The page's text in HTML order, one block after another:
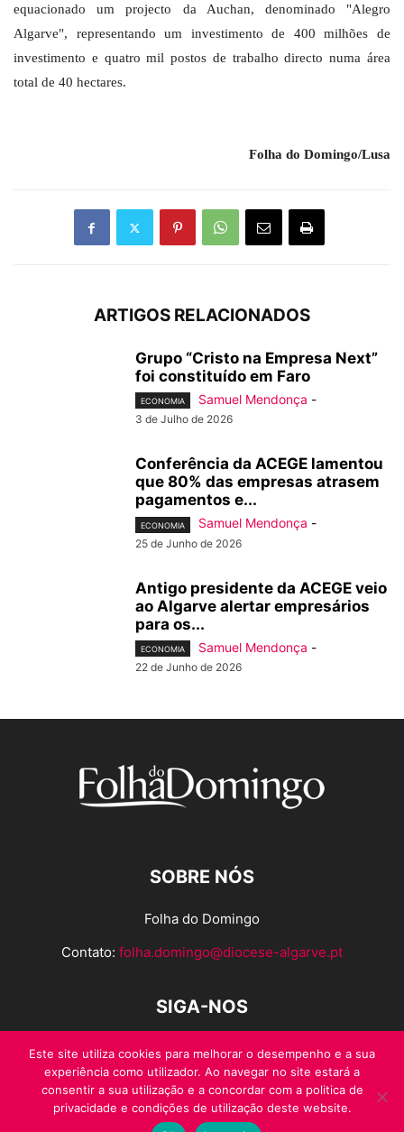
equacionado um projecto da Auchan, denominado "Alegro
Algarve", representando um investimento de 400 milhões de
investimento e quatro mil postos de trabalho directo numa área
total de 40 hectares.
Folha do Domingo/Lusa
ARTIGOS RELACIONADOS
Grupo “Cristo na Empresa Next”
foi constituído em Faro
ECONOMIA Samuel Mendonça -
3 de Julho de 2026
Conferência da ACEGE lamentou
que 80% das empresas atrasem
pagamentos e...
ECONOMIA Samuel Mendonça -
25 de Junho de 2026
Antigo presidente da ACEGE veio
ao Algarve alertar empresários
para os...
ECONOMIA Samuel Mendonça -
22 de Junho de 2026
SOBRE NÓS
Folha do Domingo
Contato: folha.domingo@diocese-algarve.pt
SIGA-NOS
Este site utiliza cookies para melhorar o desempenho e a sua
experiência como utilizador. Ao navegar no site estará a
consentir a sua utilização e a concordar com a politica de
privacidade e condições de utilização deste website.